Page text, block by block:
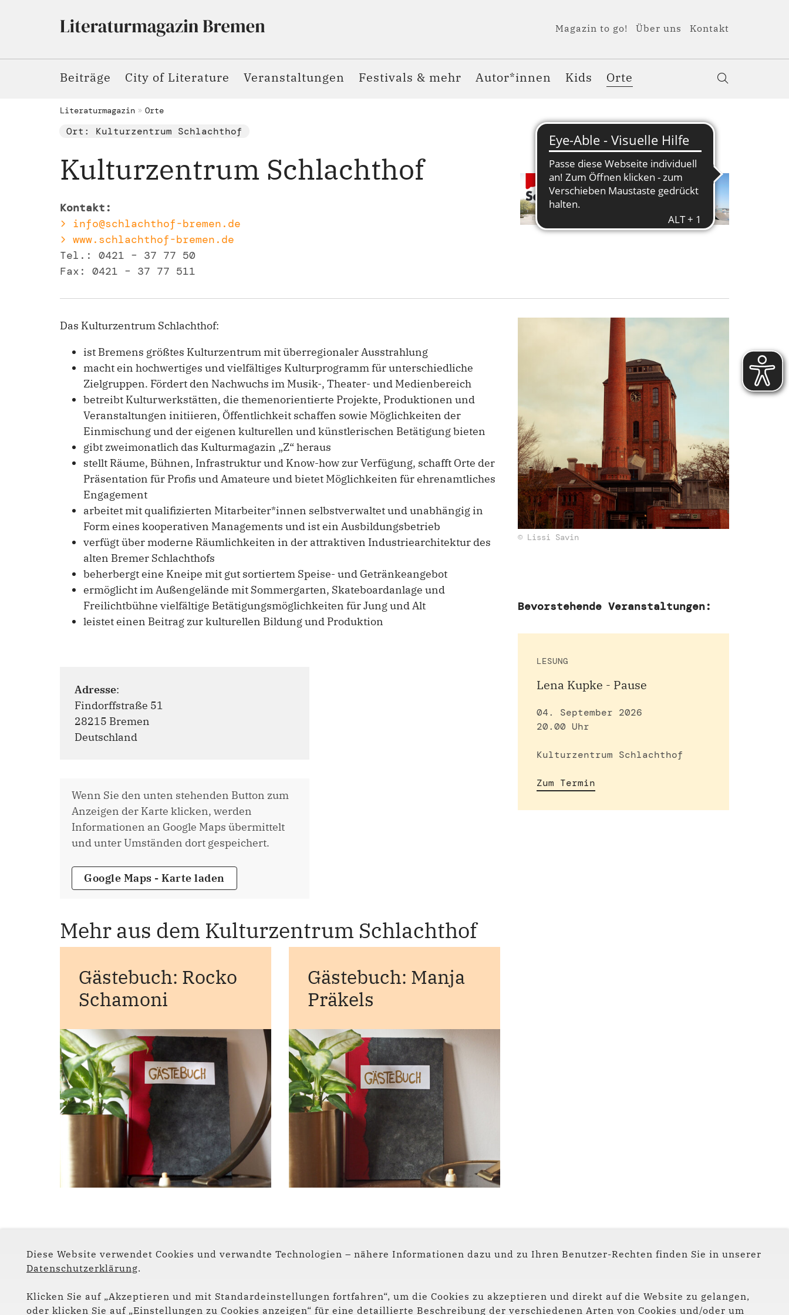
Diese Website verwendet Cookies und verwandte Technologien – nähere Informationen dazu und zu Ihren Benutzer-Rechten finden Sie in unserer
Datenschutzerklärung.
Klicken Sie auf „Akzeptieren und mit Standardeinstellungen fortfahren“, um die Cookies zu akzeptieren und direkt auf die Website zu gelangen,
oder klicken Sie auf „Einstellungen zu Cookies anzeigen“ für eine detaillierte Beschreibung der verschiedenen Arten von Cookies und/oder um
Magazin to go! Über uns Kontakt
Beiträge City of Literature Veranstaltungen Festivals & mehr Autor*innen Kids Orte
Literaturmagazin Orte
Ort: Kulturzentrum Schlachthof
Kulturzentrum Schlachthof
Kontakt:
> info@schlachthof-bremen.de
> www.schlachthof-bremen.de
Tel.: 0421 – 37 77 50
Fax: 0421 – 37 77 511
Das Kulturzentrum Schlachthof:
ist Bremens größtes Kulturzentrum mit überregionaler Ausstrahlung
macht ein hochwertiges und vielfältiges Kulturprogramm für unterschiedliche
Zielgruppen. Fördert den Nachwuchs im Musik-, Theater- und Medienbereich
betreibt Kulturwerkstätten, die themenorientierte Projekte, Produktionen und
Veranstaltungen initiieren, Öffentlichkeit schaffen sowie Möglichkeiten der
Einmischung und der eigenen kulturellen und künstlerischen Betätigung bieten
gibt zweimonatlich das Kulturmagazin „Z“ heraus
stellt Räume, Bühnen, Infrastruktur und Know-how zur Verfügung, schafft Orte der
Präsentation für Profis und Amateure und bietet Möglichkeiten für ehrenamtliches
Engagement
arbeitet mit qualifizierten Mitarbeiter*innen selbstverwaltet und unabhängig in
Form eines kooperativen Managements und ist ein Ausbildungsbetrieb
verfügt über moderne Räumlichkeiten in der attraktiven Industriearchitektur des
alten Bremer Schlachthofs
beherbergt eine Kneipe mit gut sortiertem Speise- und Getränkeangebot
ermöglicht im Außengelände mit Sommergarten, Skateboardanlage und
Freilichtbühne vielfältige Betätigungsmöglichkeiten für Jung und Alt
leistet einen Beitrag zur kulturellen Bildung und Produktion
Adresse:
Findorffstraße 51
28215 Bremen
Deutschland
Wenn Sie den unten stehenden Button zum
Anzeigen der Karte klicken, werden
Informationen an Google Maps übermittelt
und unter Umständen dort gespeichert.
Google Maps - Karte laden
© Lissi Savin
Bevorstehende Veranstaltungen:
LESUNG
Lena Kupke - Pause
04. September 2026
20.00 Uhr
Kulturzentrum Schlachthof
Zum Termin
Mehr aus dem Kulturzentrum Schlachthof
Gästebuch: Rocko
Schamoni
Gästebuch: Manja
Präkels
Folge uns auf
Instagram
Facebook